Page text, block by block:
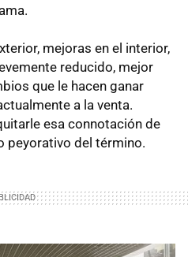
mejoras en el interior,
reducido, mejor
que le hacen ganar
a la venta.
esa connotación de
peyorativo del término.